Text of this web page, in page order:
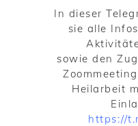
In dieser
sie alle
sowie den
Heilarbeit
https://